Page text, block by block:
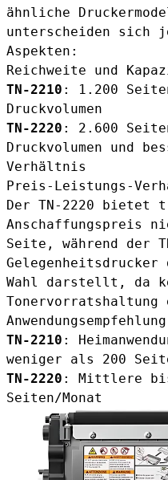
ähnliche
unterscheiden sich
Aspekten:
Reichweite und
TN-2210 : 1.200
Druckvolumen
TN-2220 : 2.600
Druckvolumen und
Verhältnis
Preis-Leistungs-
Der TN-2220 bietet
Anschaffungspreis
Seite, während der
Wahl darstellt, da
Anwendungsempfehlung
TN-2210 :
weniger als 200
TN-2220 : Mittlere bis
Seiten/Monat